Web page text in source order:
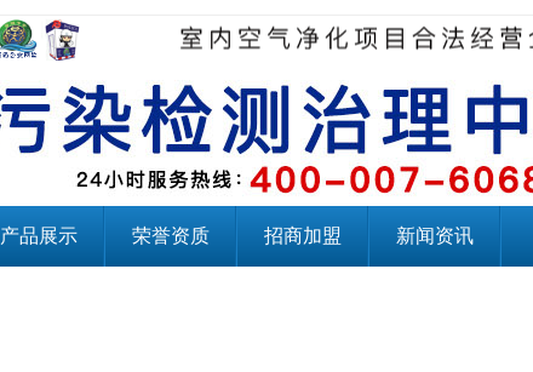
产品展示 荣誉资质 招商加盟 新闻资讯